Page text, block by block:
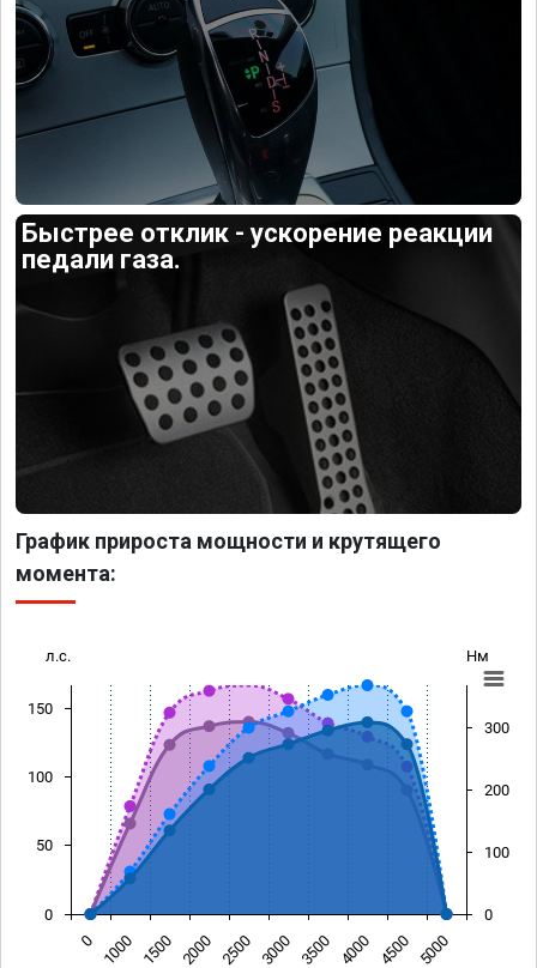
Быстрее отклик - ускорение реакции
педали газа.
График прироста мощности и крутящего
момента:
л.с. Нм
0 1000 1500 2000 2500 3000 3500 4000 4500 5000
0
50
100
150
0
100
200
300